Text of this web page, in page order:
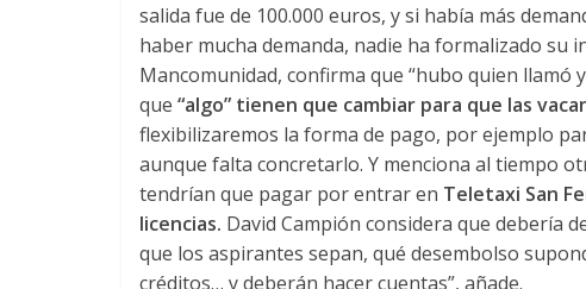
salida fue de 100.000 euros, y si había más
haber mucha demanda, nadie ha formalizado su
Mancomunidad, confirma que “hubo quien
que “algo” tienen que cambiar para que las
flexibilizaremos la forma de pago, por ejemplo
aunque falta concretarlo. Y menciona al tiempo
tendrían que pagar por entrar en Teletaxi San
licencias. David Campión considera que debería
que los aspirantes sepan, qué desembolso
créditos… y deberán hacer cuentas”, añade.